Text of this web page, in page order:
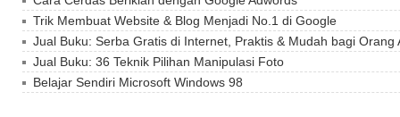
Trik Membuat Website & Blog Menjadi No.1 di Google
Jual Buku: Serba Gratis di Internet, Praktis & Mudah bagi Orang
Jual Buku: 36 Teknik Pilihan Manipulasi Foto
Belajar Sendiri Microsoft Windows 98